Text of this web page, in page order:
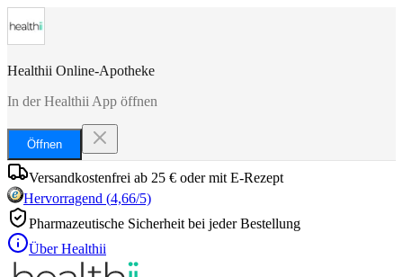
Healthii Online-Apotheke
In der Healthii App öffnen
Öffnen
Versandkostenfrei ab 25 € oder mit E-Rezept
Hervorragend (4,66/5)
Pharmazeutische Sicherheit bei jeder Bestellung
Über Healthii